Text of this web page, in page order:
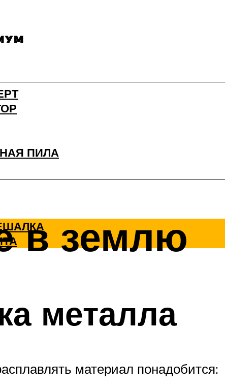
ПИЛА
в землю
металла
материал понадобится: